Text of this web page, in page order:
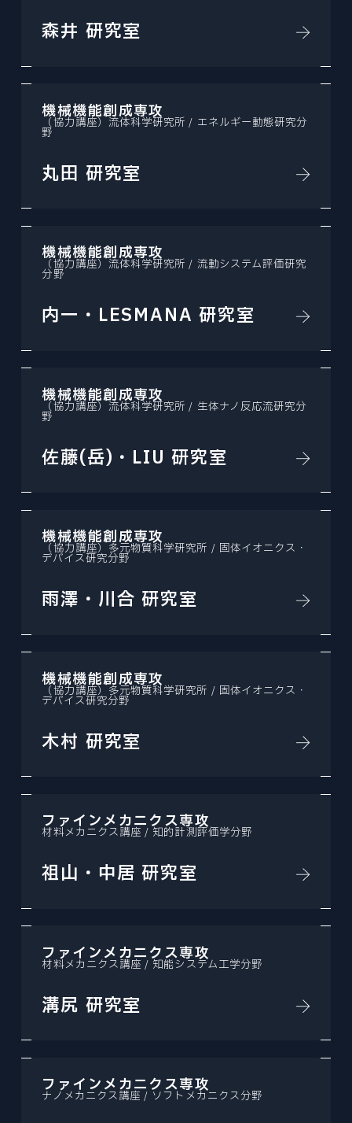
森井 研究室
機械機能創成専攻
（協力講座）流体科学研究所 / エネルギー動態研究分
野
丸田 研究室
機械機能創成専攻
（協力講座）流体科学研究所 / 流動システム評価研究
分野
内一・LESMANA 研究室
機械機能創成専攻
（協力講座）流体科学研究所 / 生体ナノ反応流研究分
野
佐藤(岳)・LIU 研究室
機械機能創成専攻
（協力講座）多元物質科学研究所 / 固体イオニクス・
デバイス研究分野
雨澤・川合 研究室
機械機能創成専攻
（協力講座）多元物質科学研究所 / 固体イオニクス・
デバイス研究分野
木村 研究室
ファインメカニクス専攻
材料メカニクス講座 / 知的計測評価学分野
祖山・中居 研究室
ファインメカニクス専攻
材料メカニクス講座 / 知能システム工学分野
溝尻 研究室
ファインメカニクス専攻
ナノメカニクス講座 / ソフトメカニクス分野